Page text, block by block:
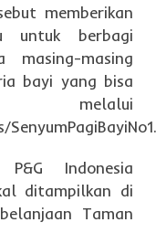
memberikan
untuk berbagi
masing-masing
bayi yang bisa
Indonesia
ditampilkan di
Taman